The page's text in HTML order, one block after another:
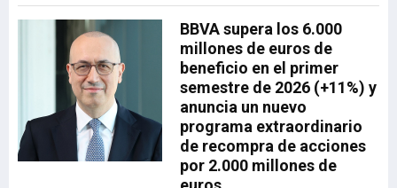
BBVA supera los 6.000
millones de euros de
beneficio en el primer
semestre de 2026 (+11%) y
anuncia un nuevo
programa extraordinario
de recompra de acciones
por 2.000 millones de
programa de apoyo a la
transformación digital
industrial diseñado para
acercar tecnología real a
las pymes con menor
capacidad de inversión y
acompañarlas en un
proceso de digitalización
progresivo, accesible y